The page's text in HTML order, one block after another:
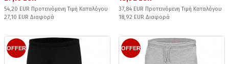
54,20 EUR Προτεινόμενη Τιμή Καταλόγου
27,10 EUR Διαφορά
37,84 EUR Προτεινόμενη Τιμή Καταλόγου
18,92 EUR Διαφορά
OFFER OFFER